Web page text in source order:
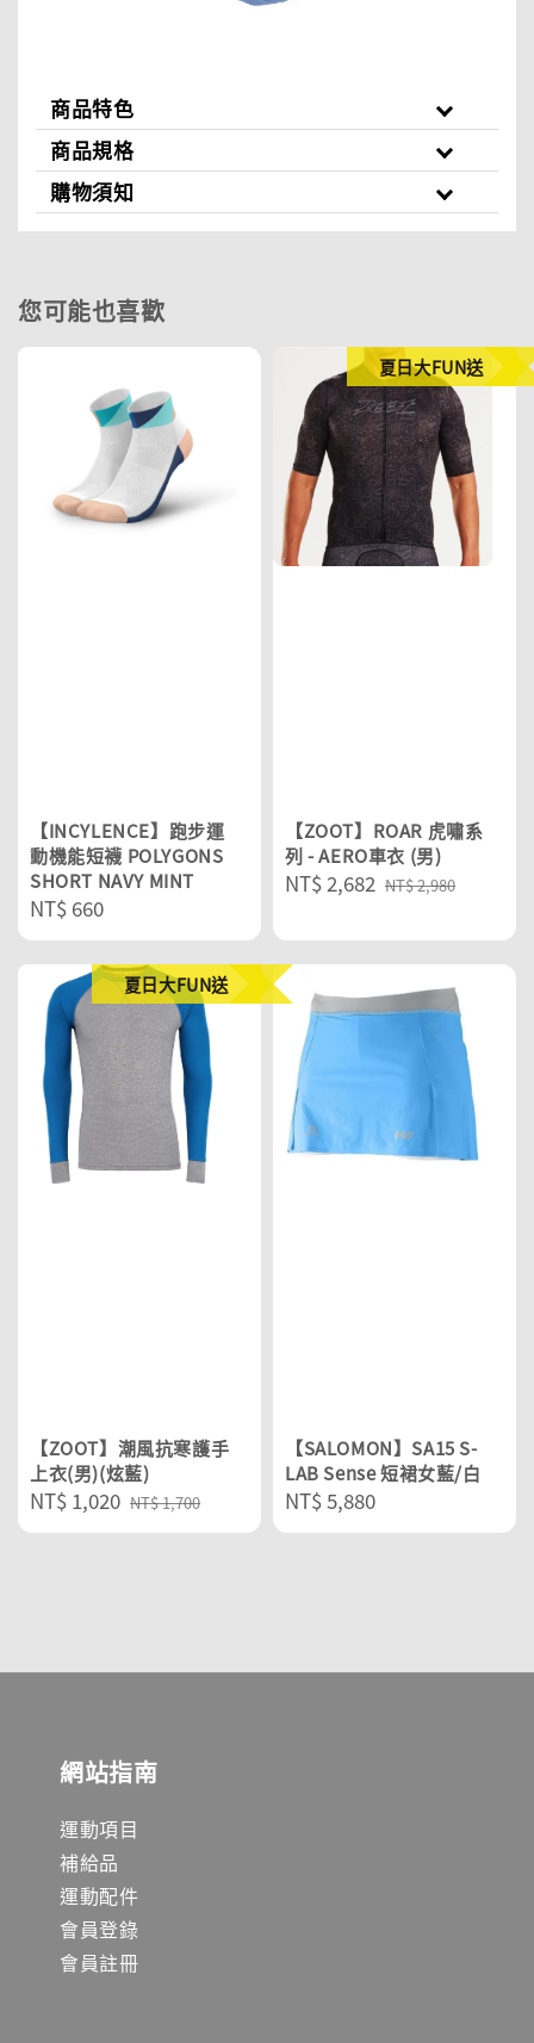
商品特色
商品規格
購物須知
您可能也喜歡
【INCYLENCE】跑步運
動機能短襪 POLYGONS
SHORT NAVY MINT
Regular
price
NT$ 660
夏日大FUN送
【ZOOT】ROAR 虎嘯系
列 - AERO車衣 (男)
Sale
NT$ 2,682 Regular
NT$ 2,980
夏日大FUN送
【ZOOT】潮風抗寒護手
上衣(男)(炫藍)
Sale
price
NT$ 1,020 Regular
price
NT$ 1,700
【SALOMON】SA15 S-
LAB Sense 短裙女藍/白
Regular
price
NT$ 5,880
網站指南
運動項目
補給品
運動配件
會員登錄
會員註冊